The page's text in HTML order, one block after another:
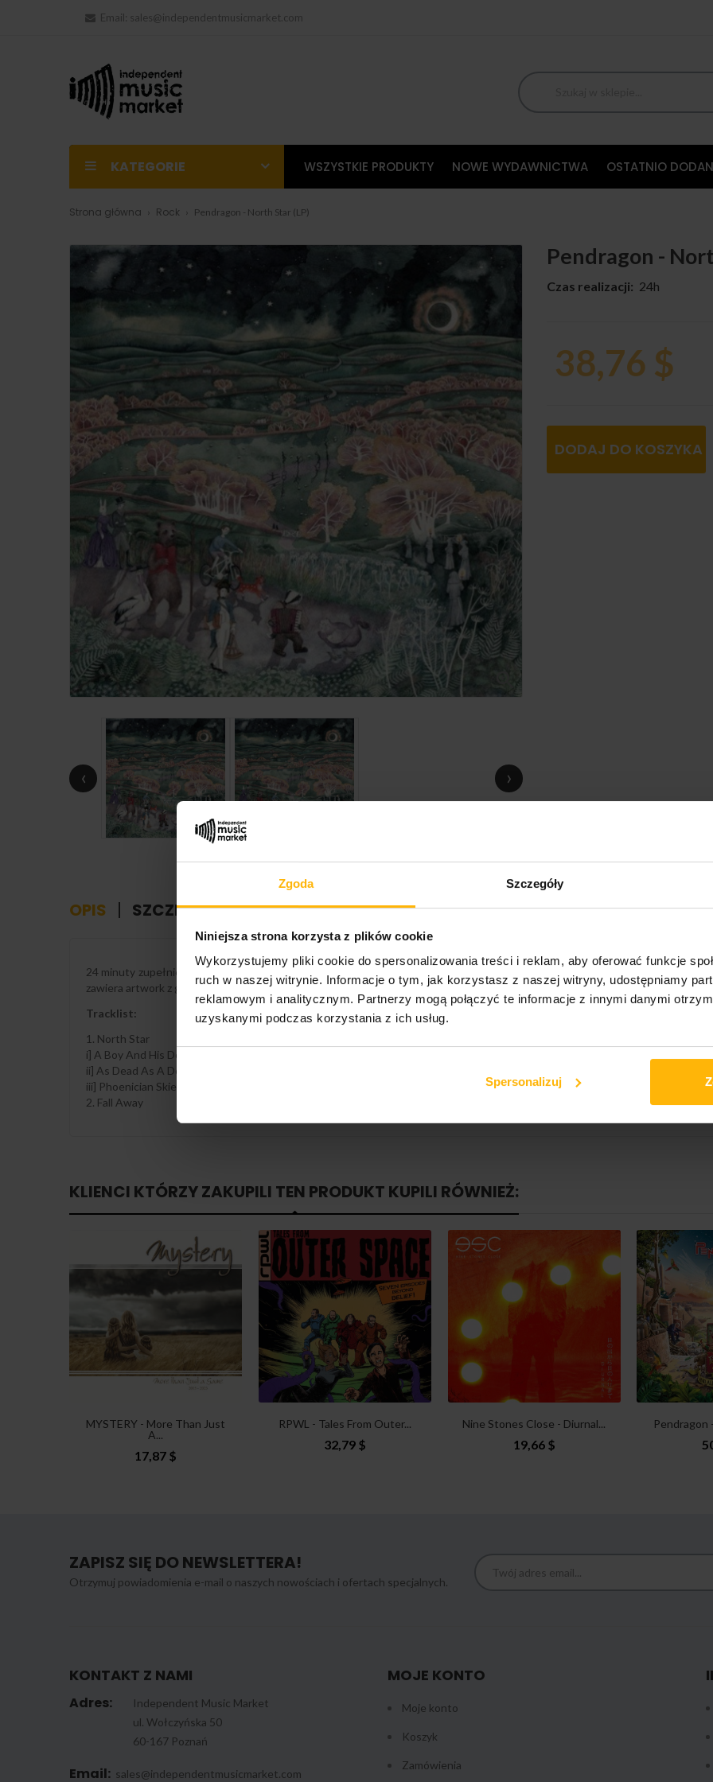
Zgoda Szczegóły
Niniejsza strona korzysta z plików cookie
Wykorzystujemy pliki cookie do spersonalizowania treści i reklam, aby oferować funkcje
ruch w naszej witrynie. Informacje o tym, jak korzystasz z naszej witryny, udostępniamy
reklamowym i analitycznym. Partnerzy mogą połączyć te informacje z innymi danymi
uzyskanymi podczas korzystania z ich usług.
Spersonalizuj
Email: sales@independentmusicmarket.com
KATEGORIE WSZYSTKIE PRODUKTY NOWE WYDAWNICTWA OSTATNIO
Strona główna Rock Pendragon - North Star (LP)
‹ ›
Pendragon -
Czas realizacji: 24h
38,76 $
DODAJ DO KOSZYKA
OPIS SZCZEGÓŁY PRODUKTU
24 minuty zupełnie nowej muzyki napisanej przez Nicka Barretta, wyprodukowanej przez Nicka Barretta i zmiksowanej przez
zawiera artwork z grafiką Paula Tippetta.
Tracklist:
1. North Star
i] A Boy And His Dog
ii] As Dead As A Dodo
iii] Phoenician Skies
2. Fall Away
KLIENCI KTÓRZY ZAKUPILI TEN PRODUKT KUPILI RÓWNIEŻ:
MYSTERY - More Than Just
A...
17,87 $
RPWL - Tales From Outer...
32,79 $
Nine Stones Close - Diurnal...
19,66 $
Pendragon
ZAPISZ SIĘ DO NEWSLETTERA!
Otrzymuj powiadomienia e-mail o naszych nowościach i ofertach specjalnych.
KONTAKT Z NAMI
Adres:
Independent Music Market
ul. Wołczyńska 50
60-167 Poznań
Email: sales@independentmusicmarket.com
MOJE KONTO
Moje konto
Koszyk
Zamówienia